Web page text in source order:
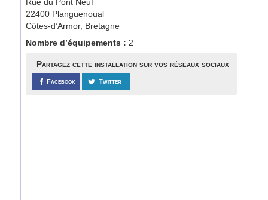
22400 Planguenoual
Côtes-d’Armor, Bretagne
Nombre d’équipements : 2
Partagez cette installation sur vos réseaux sociaux
Facebook Twitter